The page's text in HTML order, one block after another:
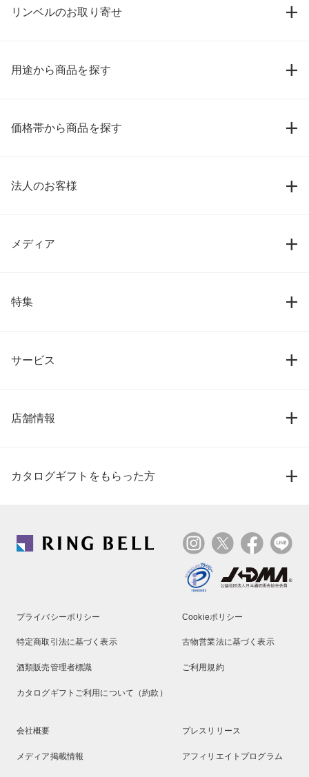
リンベルのお取り寄せ
用途から商品を探す
価格帯から商品を探す
法人のお客様
メディア
特集
サービス
店舗情報
カタログギフトをもらった方
プライバシーポリシー Cookieポリシー
特定商取引法に基づく表示 古物営業法に基づく表示
酒類販売管理者標識 ご利用規約
カタログギフトご利用について（約款）
会社概要 プレスリリース
メディア掲載情報 アフィリエイトプログラム